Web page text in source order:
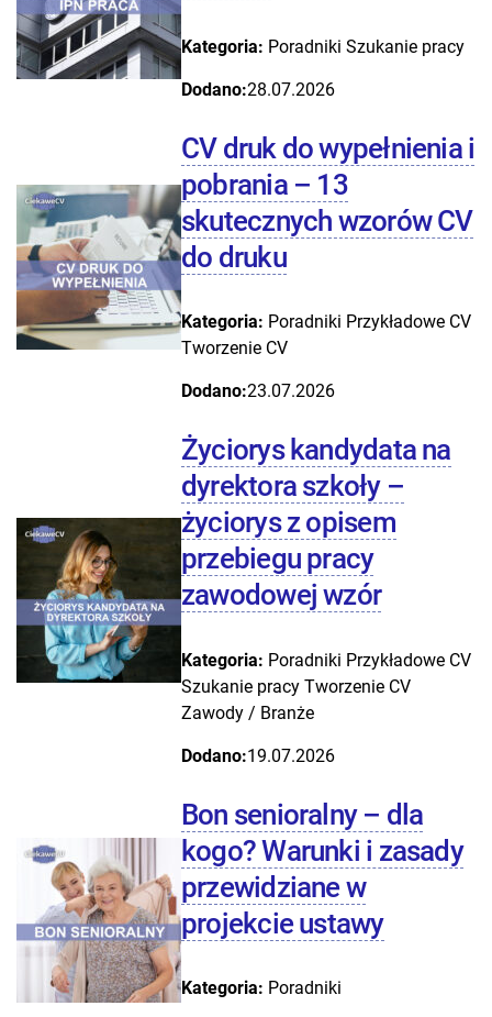
Kategoria: Poradniki Szukanie pracy
Dodano:28.07.2026
CV druk do wypełnienia i
pobrania – 13
skutecznych wzorów CV
do druku
Kategoria: Poradniki Przykładowe CV
Tworzenie CV
Dodano:23.07.2026
Życiorys kandydata na
dyrektora szkoły –
życiorys z opisem
przebiegu pracy
zawodowej wzór
Kategoria: Poradniki Przykładowe CV
Szukanie pracy Tworzenie CV
Zawody / Branże
Dodano:19.07.2026
Bon senioralny – dla
kogo? Warunki i zasady
przewidziane w
projekcie ustawy
Kategoria: Poradniki